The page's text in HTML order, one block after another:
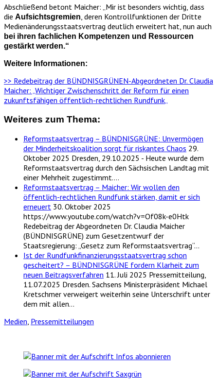
Abschließend betont Maicher: „Mir ist besonders wichtig, dass
die Aufsichtsgremien , deren Kontrollfunktionen der Dritte
Medienänderungsstaatsvertrag deutlich erweitert hat, nun auch
bei ihren fachlichen Kompetenzen und Ressourcen
gestärkt werden.“
Weitere Informationen:
>> Redebeitrag der BÜNDNISGRÜNEN-Abgeordneten Dr. Claudia
Maicher: „Wichtiger Zwischenschritt der Reform für einen
zukunftsfähigen öffentlich-rechtlichen Rundfunk
Weiteres zum Thema:
Reformstaatsvertrag – BÜNDNISGRÜNE: Unvermögen
der Minderheitskoalition sorgt für riskantes Chaos 29.
Oktober 2025 Dresden, 29.10.2025 - Heute wurde dem
Reformstaatsvertrag durch den Sächsischen Landtag mit
einer Mehrheit zugestimmt.…
Reformstaatsvertrag – Maicher: Wir wollen den
öffentlich-rechtlichen Rundfunk stärken, damit er sich
erneuert 30. Oktober 2025
https://www.youtube.com/watch?v=Of08k-e0Htk
Redebeitrag der Abgeordneten Dr. Claudia Maicher
(BÜNDNISGRÜNE) zum Gesetzentwurf der
Staatsregierung: „Gesetz zum Reformstaatsvertrag“…
Ist der Rundfunkfinanzierungsstaatsvertrag schon
gescheitert? – BÜNDNISGRÜNE fordern Klarheit zum
neuen Beitragsverfahren 11. Juli 2025 Pressemitteilung,
11.07.2025 Dresden. Sachsens Ministerpräsident Michael
Kretschmer verweigert weiterhin seine Unterschrift unter
dem mit allen…
Medien, Pressemitteilungen